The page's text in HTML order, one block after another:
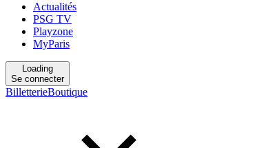
Actualités
PSG TV
Playzone
MyParis
Loading
Se connecter
BilletterieBoutique